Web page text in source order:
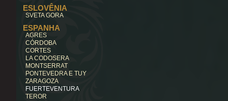
ESLOVÊNIA
SVETA GORA
ESPANHA
AGRES
CÓRDOBA
CORTES
LA CODOSERA
MONTSERRAT
PONTEVEDRA E TUY
ZARAGOZA
FUERTEVENTURA
TEROR